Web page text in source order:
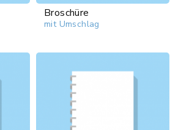
Broschüre
mit Umschlag